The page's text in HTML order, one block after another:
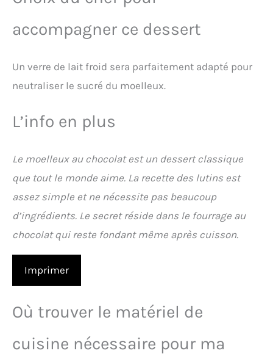
accompagner ce dessert
Un verre de lait froid sera parfaitement adapté pour
neutraliser le sucré du moelleux.
L’info en plus
Le moelleux au chocolat est un dessert classique
que tout le monde aime. La recette des lutins est
assez simple et ne nécessite pas beaucoup
d’ingrédients. Le secret réside dans le fourrage au
chocolat qui reste fondant même après cuisson.
Imprimer
Où trouver le matériel de
cuisine nécessaire pour ma